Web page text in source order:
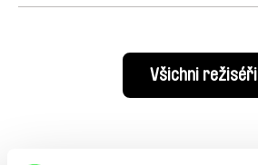
Všichni režiséři